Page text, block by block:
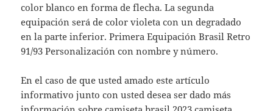
color blanco en forma de flecha. La segunda
equipación será de color violeta con un degradado
en la parte inferior. Primera Equipación Brasil Retro
91/93 Personalización con nombre y número.
En el caso de que usted amado este artículo
informativo junto con usted desea ser dado más